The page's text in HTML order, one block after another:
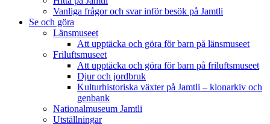
Vanliga frågor och svar inför besök på Jamtli
Se och göra
Länsmuseet
Att upptäcka och göra för barn på länsmuseet
Friluftsmuseet
Att upptäcka och göra för barn på friluftsmuseet
Djur och jordbruk
Kulturhistoriska växter på Jamtli – klonarkiv och
genbank
Nationalmuseum Jamtli
Utställningar